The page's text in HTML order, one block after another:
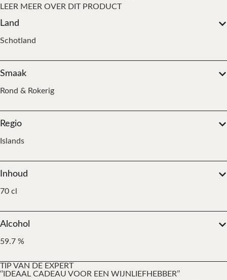
LEER MEER OVER DIT PRODUCT
Land
Schotland
Smaak
Rond & Rokerig
Regio
Islands
Inhoud
70 cl
Alcohol
59.7 %
TIP VAN DE EXPERT
‘’IDEAAL CADEAU VOOR EEN WIJNLIEFHEBBER’’